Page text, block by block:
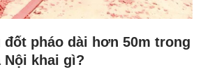
pháo dài hơn 50m trong
khai gì?